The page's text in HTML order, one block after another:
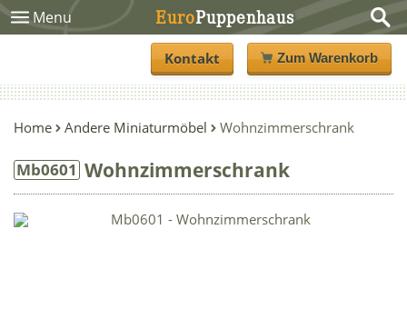
Menu EuroPuppenhaus
Kontakt Zum Warenkorb
Home Andere Miniaturmöbel Wohnzimmerschrank
Mb0601 Wohnzimmerschrank